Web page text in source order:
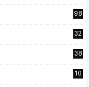
98
32
38
10